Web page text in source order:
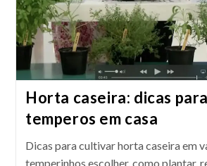
Horta caseira: dicas
temperos em casa
Dicas para cultivar horta caseira em
temperinhos escolher, como plantar,